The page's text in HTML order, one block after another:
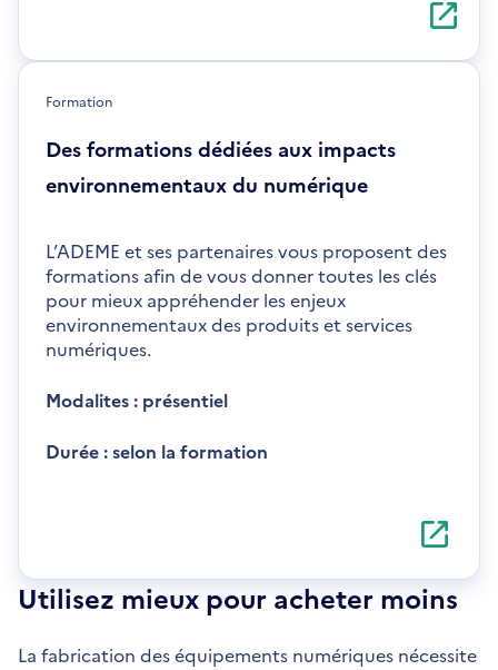
nouvelle
Formation
Des formations dédiées aux impacts
environnementaux du numérique
L’ADEME et ses partenaires vous proposent des
formations afin de vous donner toutes les clés
pour mieux appréhender les enjeux
environnementaux des produits et services
numériques.
Modalites : présentiel
Durée : selon la formation
S'ouvre
dans
nouvelle
fenêtre
Utilisez mieux pour acheter moins
La fabrication des équipements numériques nécessite